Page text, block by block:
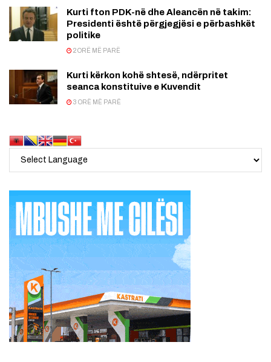
Kurti fton PDK-në dhe Aleancën në takim:
Presidenti është përgjegjësi e përbashkët
politike
2 ORË MË PARË
Kurti kërkon kohë shtesë, ndërpritet
seanca konstituive e Kuvendit
3 ORË MË PARË